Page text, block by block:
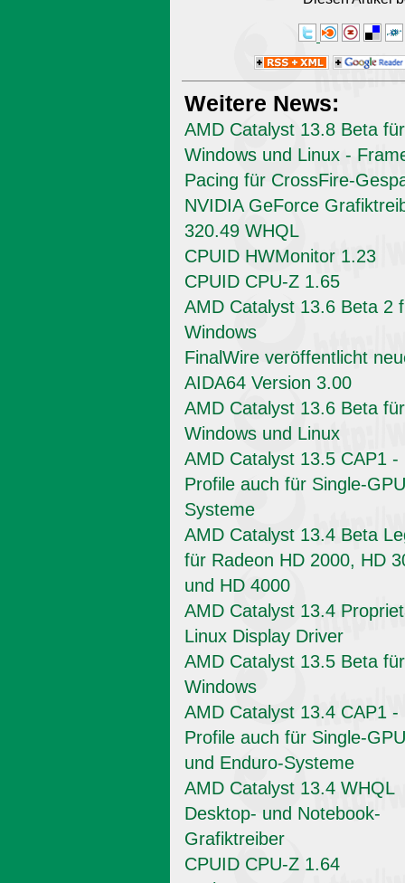
Weitere News:
AMD Catalyst 13.8 Beta für
Windows und Linux -
Pacing für CrossFire-
NVIDIA GeForce
320.49 WHQL
CPUID HWMonitor 1.23
CPUID CPU-Z 1.65
AMD Catalyst 13.6 Beta 2
Windows
FinalWire veröffentlicht
AIDA64 Version 3.00
AMD Catalyst 13.6 Beta für
Windows und Linux
AMD Catalyst 13.5 CAP1 -
Profile auch für Single-
Systeme
AMD Catalyst 13.4 Beta
für Radeon HD 2000, HD
und HD 4000
AMD Catalyst 13.4
Linux Display Driver
AMD Catalyst 13.5 Beta für
Windows
AMD Catalyst 13.4 CAP1 -
Profile auch für Single-
und Enduro-Systeme
AMD Catalyst 13.4 WHQL
Desktop- und Notebook-
Grafiktreiber
CPUID CPU-Z 1.64